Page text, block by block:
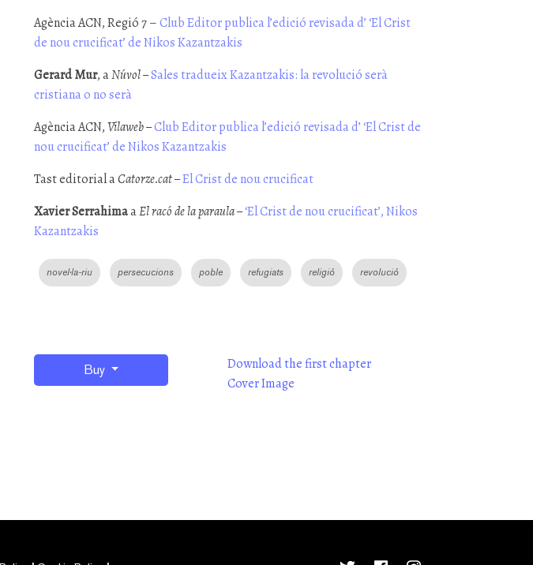
Agència ACN, Regió 7 –Club Editor publica l’edició revisada d’ ‘El Crist
de nou crucificat’ de Nikos Kazantzakis
Gerard Mur, aNúvol –Sales tradueix Kazantzakis: la revolució serà
cristiana o no serà
Agència ACN,Vilaweb –Club Editor publica l’edició revisada d’ ‘El Crist de
nou crucificat’ de Nikos Kazantzakis
Tast editorial aCatorze.cat –El Crist de nou crucificat
Xavier SerrahimaaEl racó de la paraula –‘El Crist de nou crucificat’, Nikos
Kazantzakis
novel·la-riu persecucions poble refugiats religió revolució
Buy
Download the first chapter
Cover Image